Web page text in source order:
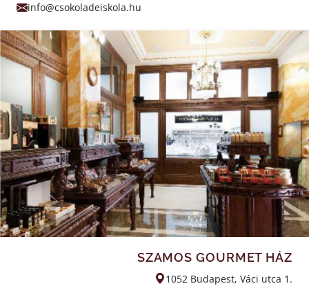
info@csokoladeiskola.hu
SZAMOS GOURMET HÁZ
1052 Budapest, Váci utca 1.